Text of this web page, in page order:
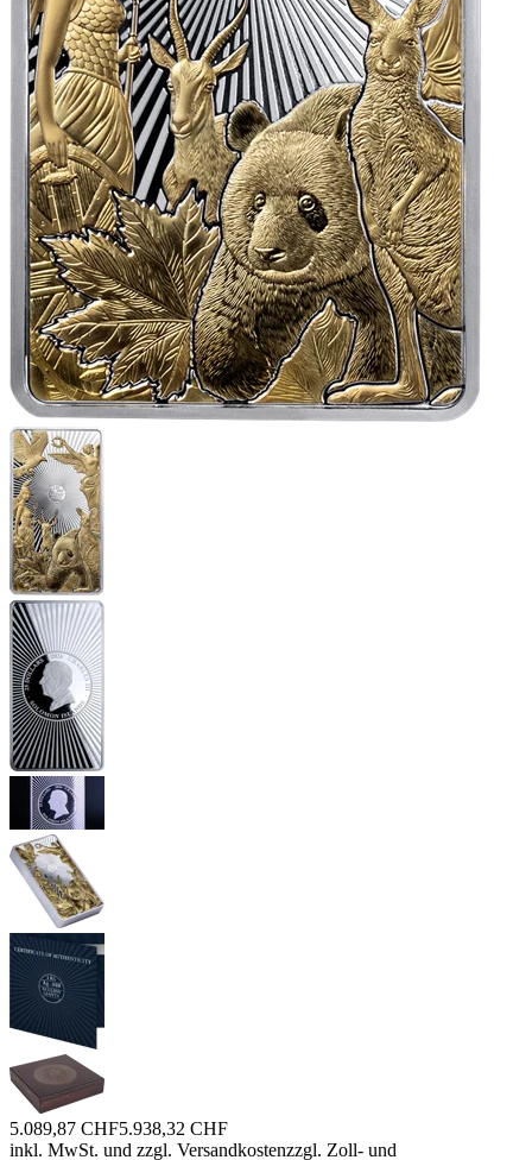
5.089,87 CHF5.938,32 CHF
inkl. MwSt. und zzgl. Versandkostenzzgl. Zoll- und